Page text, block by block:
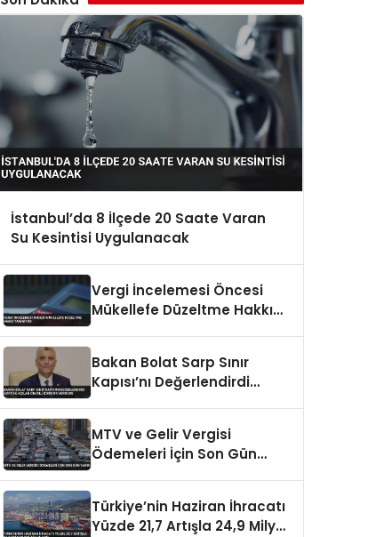
İstanbul’da 8 İlçede 20 Saate Varan
Su Kesintisi Uygulanacak
Vergi İncelemesi Öncesi
Mükellefe Düzeltme Hakkı
Bakan Bolat Sarp Sınır
Kapısı’nı Değerlendirdi
MTV ve Gelir Vergisi
Ödemeleri İçin Son Gün
Türkiye’nin Haziran İhracatı
Yüzde 21,7 Artışla 24,9 Milyar